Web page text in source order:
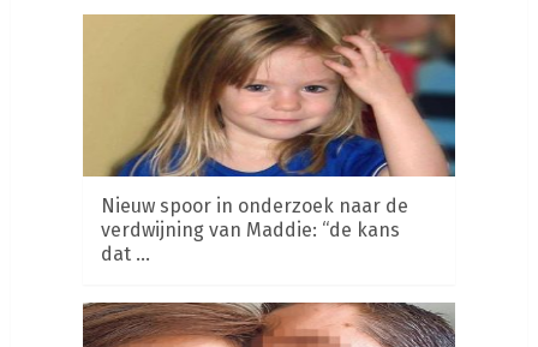
Nieuw spoor in onderzoek naar de
verdwijning van Maddie: “de kans
dat …